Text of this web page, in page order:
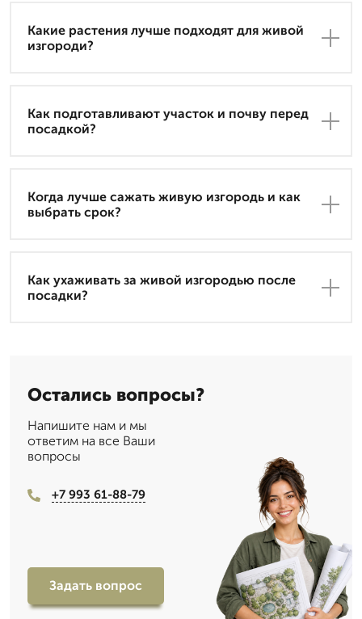
Какие растения лучше подходят для живой
изгороди?
Как подготавливают участок и почву перед
посадкой?
Когда лучше сажать живую изгородь и как
выбрать срок?
Как ухаживать за живой изгородью после
посадки?
Остались вопросы?
Напишите нам и мы
ответим на все Ваши
вопросы
+7 993 61-88-79
Задать вопрос